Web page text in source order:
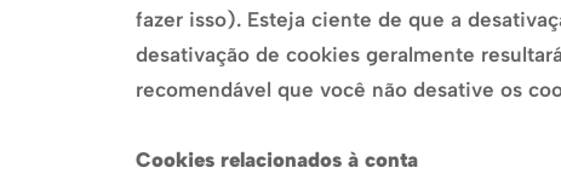
fazer isso). Esteja ciente de que a
desativação de cookies geralmente
recomendável que você não desative os
Cookies relacionados à conta